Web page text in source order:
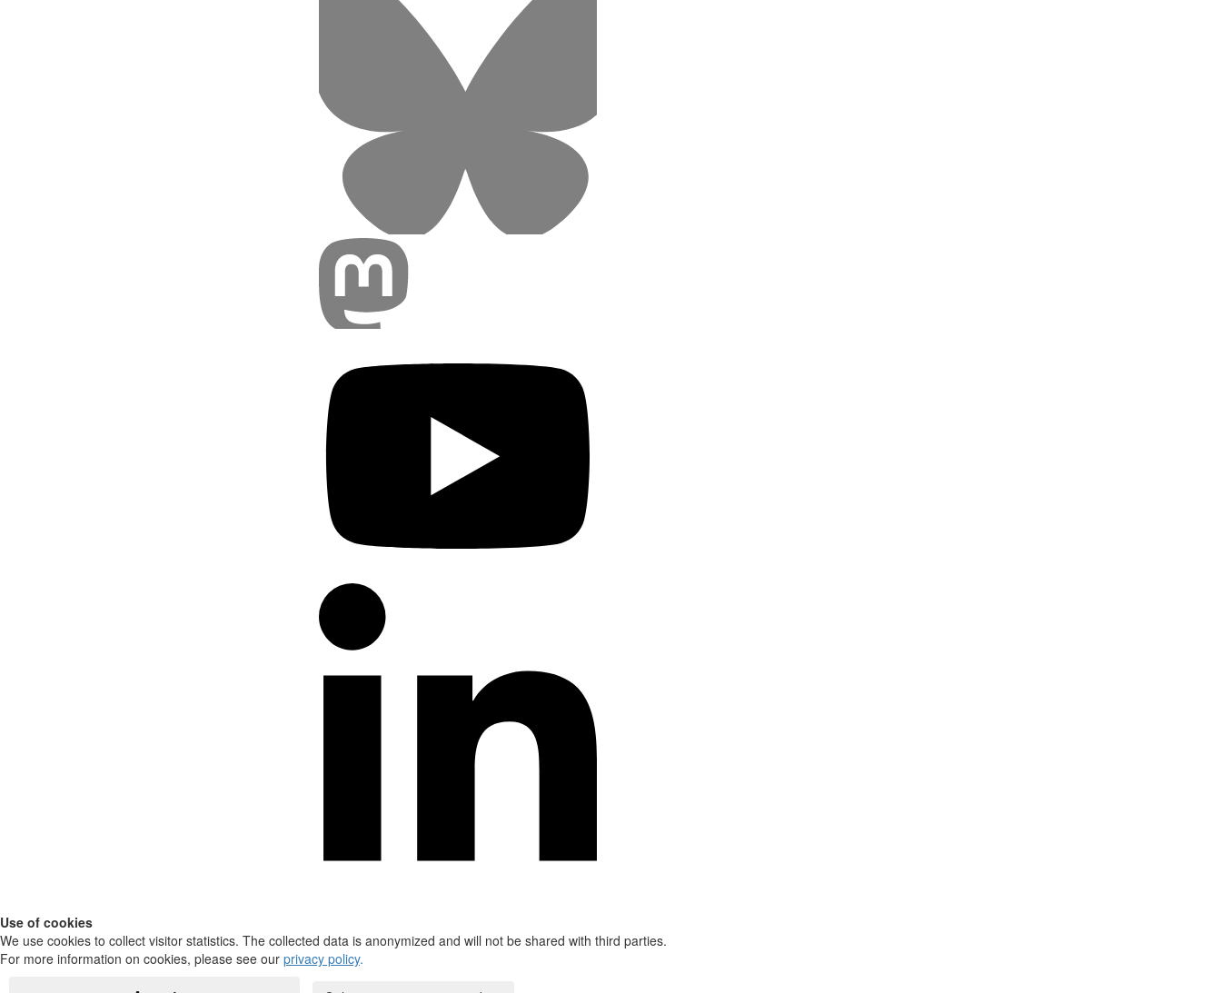
Use of cookies
We use cookies to collect visitor statistics. The collected data is anonymized and will not be shared with third parties.
For more information on cookies, please see our privacy policy.